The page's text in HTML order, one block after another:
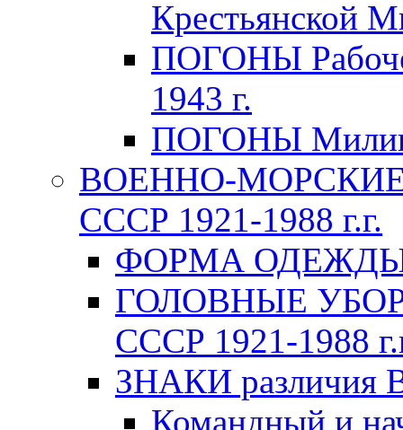
Крестьянской
ПОГОНЫ
1943 г.
ПОГОНЫ
ВОЕННО-
СССР 1921-1988 г.г.
ФОРМА ОДЕЖДЫ
ГОЛОВНЫЕ
СССР 1921-1988
ЗНАКИ различия
Командный и